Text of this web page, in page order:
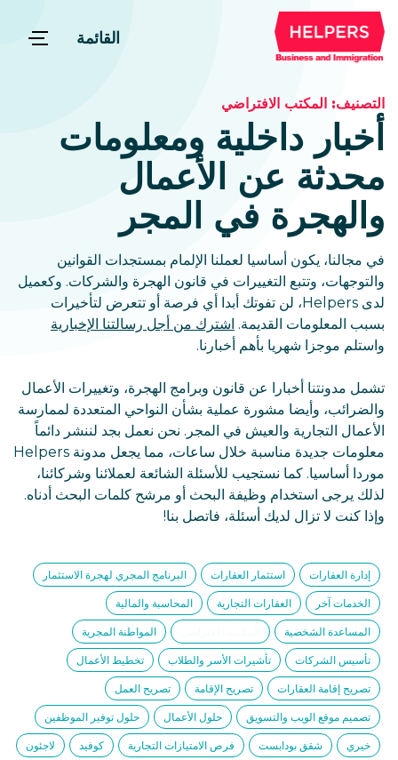
القائمة
التصنيف: المكتب الافتراضي
أخبار داخلية ومعلومات
محدثة عن الأعمال
والهجرة في المجر
في مجالنا، يكون أساسيا لعملنا الإلمام بمستجدات القوانين
والتوجهات، وتتبع التغييرات في قانون الهجرة والشركات. وكعميل
لدى Helpers، لن تفوتك أبدا أي فرصة أو تتعرض لتأخيرات
بسبب المعلومات القديمة. اشترك من أجل رسالتنا الإخبارية
واستلم موجزا شهريا بأهم أخبارنا.
تشمل مدونتنا أخبارا عن قانون وبرامج الهجرة، وتغييرات الأعمال
والضرائب، وأيضا مشورة عملية بشأن النواحي المتعددة لممارسة
الأعمال التجارية والعيش في المجر. نحن نعمل بجد لننشر دائماً
معلومات جديدة مناسبة خلال ساعات، مما يجعل مدونة Helpers
موردا أساسيا. كما نستجيب للأسئلة الشائعة لعملائنا وشركائنا،
لذلك يرجى استخدام وظيفة البحث أو مرشح كلمات البحث أدناه.
وإذا كنت لا تزال لديك أسئلة، فاتصل بنا!
إدارة العقارات استثمار العقارات البرنامج المجري لهجرة الاستثمار
الخدمات آخر العقارات التجارية المحاسبة والمالية
المساعدة الشخصية المواطنة المجرية
تأسيس الشركات تأشيرات الأسر والطلاب تخطيط الأعمال
تصريح إقامة العقارات تصريح الإقامة تصريح العمل
تصميم موقع الويب والتسويق حلول الأعمال حلول توفير الموظفين
خيري شقق بودابست فرص الامتيازات التجارية كوفيد لاجئون